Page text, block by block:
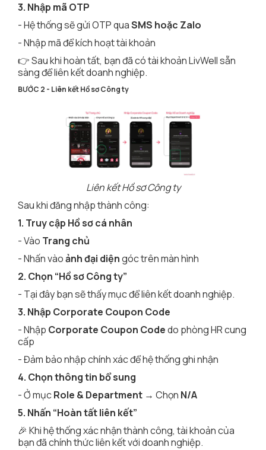
3. Nhập mã OTP
- Hệ thống sẽ gửi OTP quaSMS hoặc Zalo
- Nhập mã để kích hoạt tài khoản
👉 Sau khi hoàn tất, bạn đã có tài khoản LivWell sẵn
sàng để liên kết doanh nghiệp.
BƯỚC 2 - Liên kết Hồ sơ Công ty
Liên kết Hồ sơ Công ty
Sau khi đăng nhập thành công:
1. Truy cập Hồ sơ cá nhân
- Vào Trang chủ
- Nhấn vàoảnh đại diệngóc trên màn hình
2. Chọn “Hồ sơ Công ty”
- Tại đây bạn sẽ thấy mục để liên kết doanh nghiệp.
3. Nhập Corporate Coupon Code
- Nhập Corporate Coupon Codedo phòng HR cung
cấp
- Đảm bảo nhập chính xác để hệ thống ghi nhận
4. Chọn thông tin bổ sung
- Ở mụcRole & Department → Chọn N/A
5. Nhấn “Hoàn tất liên kết”
🎉 Khi hệ thống xác nhận thành công, tài khoản của
bạn đã chính thức liên kết với doanh nghiệp.